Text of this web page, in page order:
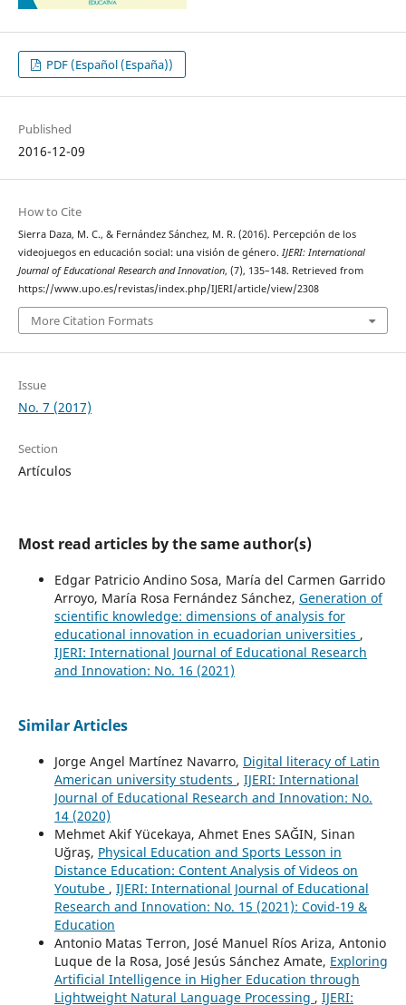
PDF (Español (España))
Published
2016-12-09
How to Cite
Sierra Daza, M. C., & Fernández Sánchez, M. R. (2016). Percepción de los
videojuegos en educación social: una visión de género. IJERI: International
Journal of Educational Research and Innovation, (7), 135–148. Retrieved from
https://www.upo.es/revistas/index.php/IJERI/article/view/2308
More Citation Formats
Issue
No. 7 (2017)
Section
Artículos
Most read articles by the same author(s)
Edgar Patricio Andino Sosa, María del Carmen Garrido
Arroyo, María Rosa Fernández Sánchez, Generation of
scientific knowledge: dimensions of analysis for
educational innovation in ecuadorian universities ,
IJERI: International Journal of Educational Research
and Innovation: No. 16 (2021)
Similar Articles
Jorge Angel Martínez Navarro, Digital literacy of Latin
American university students , IJERI: International
Journal of Educational Research and Innovation: No.
14 (2020)
Mehmet Akif Yücekaya, Ahmet Enes SAĞIN, Sinan
Uğraş, Physical Education and Sports Lesson in
Distance Education: Content Analysis of Videos on
Youtube , IJERI: International Journal of Educational
Research and Innovation: No. 15 (2021): Covid-19 &
Education
Antonio Matas Terron, José Manuel Ríos Ariza, Antonio
Luque de la Rosa, José Jesús Sánchez Amate, Exploring
Artificial Intelligence in Higher Education through
Lightweight Natural Language Processing , IJERI: